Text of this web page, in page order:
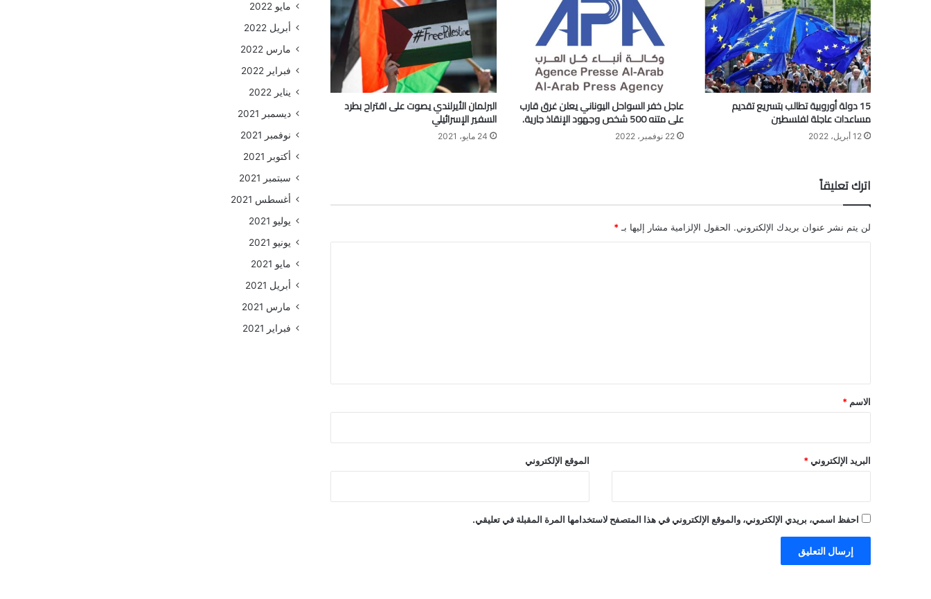
15 دولة أوروبية تطالب بتسريع تقديم
مساعدات عاجلة لفلسطين
12 أبريل، 2022
عاجل خفر السواحل اليوناني يعلن غرق قارب
على متنه 500 شخص وجهود الإنقاذ جارية.
22 نوفمبر، 2022
البرلمان الأيرلندي يصوت على اقتراح بطرد
السفير الإسرائيلي
24 مايو، 2021
اترك تعليقاً
لن يتم نشر عنوان بريدك الإلكتروني. الحقول الإلزامية مشار إليها بـ *
*
الاسم *
البريد الإلكتروني * الموقع الإلكتروني
احفظ اسمي، بريدي الإلكتروني، والموقع الإلكتروني في هذا المتصفح لاستخدامها المرة المقبلة في تعليقي.
مايو 2022
أبريل 2022
مارس 2022
فبراير 2022
يناير 2022
ديسمبر 2021
نوفمبر 2021
أكتوبر 2021
سبتمبر 2021
أغسطس 2021
يوليو 2021
يونيو 2021
مايو 2021
أبريل 2021
مارس 2021
فبراير 2021